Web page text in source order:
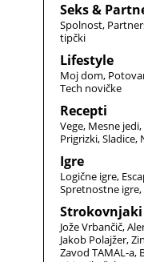
Seks &
Spolnost
tipčki
Lifestyle
Moj dom
Tech novičke
Recepti
Vege Mesne jedi
Prigrizki Sladice
Igre
Logične igre
Spretnostne igre
Strokovnjaki
Jože Vrbančič
Jakob Polajžer
Zavod TAMAL-a